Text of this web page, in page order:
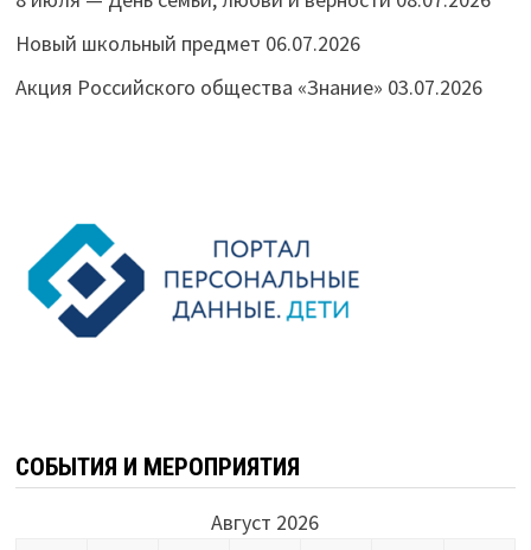
Новый школьный предмет 06.07.2026
Акция Российского общества «Знание» 03.07.2026
СОБЫТИЯ И МЕРОПРИЯТИЯ
Август 2026